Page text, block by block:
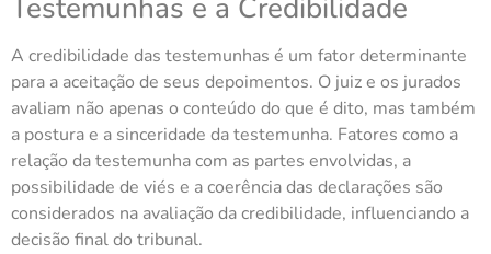
Testemunhas e a Credibilidade
A credibilidade das testemunhas é um fator determinante
para a aceitação de seus depoimentos. O juiz e os jurados
avaliam não apenas o conteúdo do que é dito, mas também
a postura e a sinceridade da testemunha. Fatores como a
relação da testemunha com as partes envolvidas, a
possibilidade de viés e a coerência das declarações são
considerados na avaliação da credibilidade, influenciando a
decisão final do tribunal.